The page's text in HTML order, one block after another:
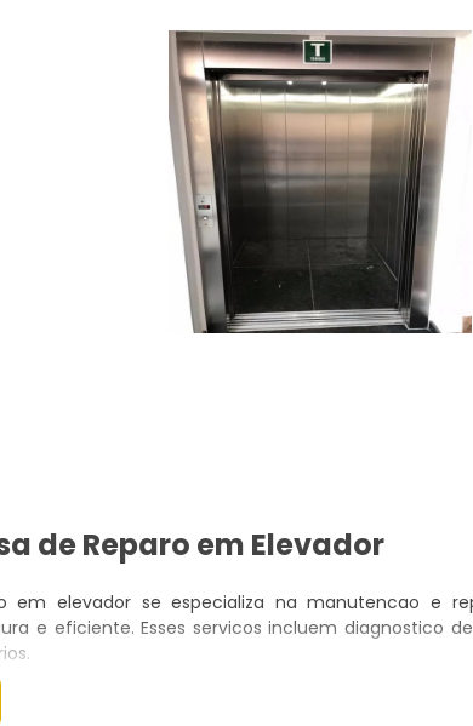
de Reparo em Elevador
em elevador se especializa na manutencao e
e eficiente. Esses servicos incluem diagnostico